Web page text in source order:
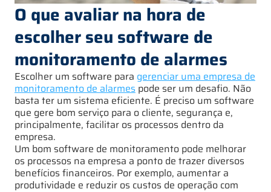
O que avaliar na hora de
escolher seu software de
monitoramento de alarmes
Escolher um software para gerenciar uma empresa de
monitoramento de alarmes pode ser um desafio. Não
basta ter um sistema eficiente. É preciso um software
que gere bom serviço para o cliente, segurança e,
principalmente, facilitar os processos dentro da
empresa.
Um bom software de monitoramento pode melhorar
os processos na empresa a ponto de trazer diversos
benefícios financeiros. Por exemplo, aumentar a
produtividade e reduzir os custos de operação com